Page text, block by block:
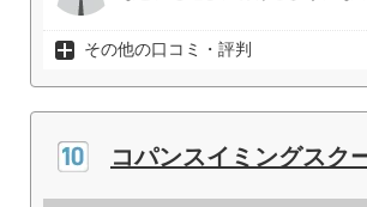
その他の口コミ・評判
コパンスイミングスク